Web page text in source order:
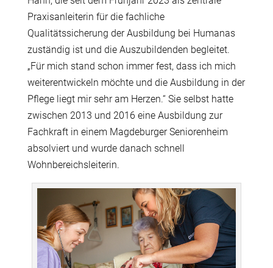
Praxisanleiterin für die fachliche
Qualitätssicherung der Ausbildung bei Humanas
zuständig ist und die Auszubildenden begleitet.
„Für mich stand schon immer fest, dass ich mich
weiterentwickeln möchte und die Ausbildung in der
Pflege liegt mir sehr am Herzen.“ Sie selbst hatte
zwischen 2013 und 2016 eine Ausbildung zur
Fachkraft in einem Magdeburger Seniorenheim
absolviert und wurde danach schnell
Wohnbereichsleiterin.